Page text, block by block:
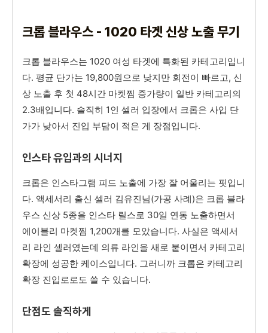
크롭 블라우스 - 1020 타겟 신상 노출 무기
크롭 블라우스는 1020 여성 타겟에 특화된 카테고리입니
다. 평균 단가는 19,800원으로 낮지만 회전이 빠르고, 신
상 노출 후 첫 48시간 마켓찜 증가량이 일반 카테고리의
2.3배입니다. 솔직히 1인 셀러 입장에서 크롭은 사입 단
가가 낮아서 진입 부담이 적은 게 장점입니다.
인스타 유입과의 시너지
크롭은 인스타그램 피드 노출에 가장 잘 어울리는 핏입니
다. 액세서리 출신 셀러 김유진님(가공 사례)은 크롭 블라
우스 신상 5종을 인스타 릴스로 30일 연동 노출하면서
에이블리 마켓찜 1,200개를 모았습니다. 사실은 액세서
리 라인 셀러였는데 의류 라인을 새로 붙이면서 카테고리
확장에 성공한 케이스입니다. 그러니까 크롭은 카테고리
확장 진입로로도 쓸 수 있습니다.
단점도 솔직하게